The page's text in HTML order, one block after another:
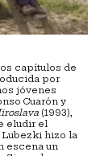
capítulos de
por
jóvenes
Cuarón y
(1993),
eludir el
hizo la
escena un